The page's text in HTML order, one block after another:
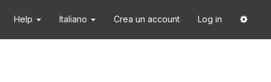
Help Italiano Crea un account Log in